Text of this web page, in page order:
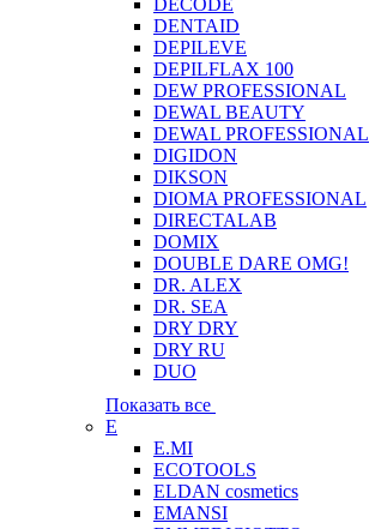
DECODE
DENTAID
DEPILEVE
DEPILFLAX 100
DEW PROFESSIONAL
DEWAL BEAUTY
DEWAL PROFESSIONAL
DIGIDON
DIKSON
DIOMA PROFESSIONAL
DIRECTALAB
DOMIX
DOUBLE DARE OMG!
DR. ALEX
DR. SEA
DRY DRY
DRY RU
DUO
Показать все
E
E.MI
ECOTOOLS
ELDAN cosmetics
EMANSI